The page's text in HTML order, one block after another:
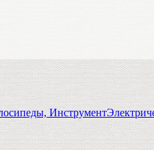
Инструмент